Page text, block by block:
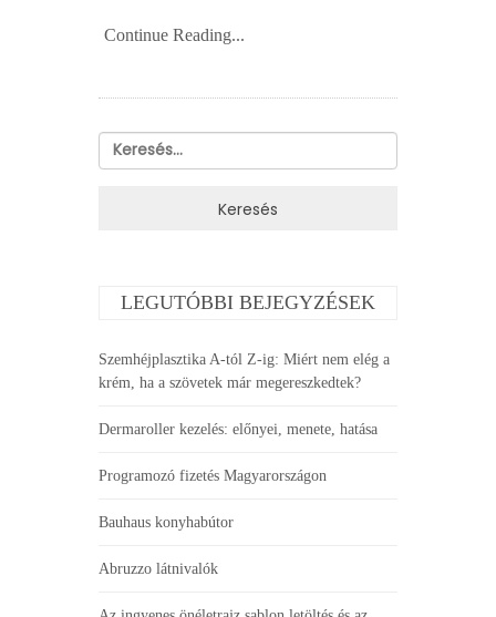
Continue Reading...
Keresés:
LEGUTÓBBI BEJEGYZÉSEK
Szemhéjplasztika A-tól Z-ig: Miért nem elég a
krém, ha a szövetek már megereszkedtek?
Dermaroller kezelés: előnyei, menete, hatása
Programozó fizetés Magyarországon
Bauhaus konyhabútor
Abruzzo látnivalók